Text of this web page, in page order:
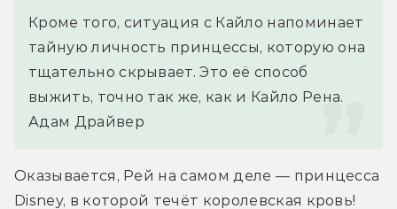
Кроме того, ситуация с Кайло напоминает
тайную личность принцессы, которую она
тщательно скрывает. Это её способ
выжить, точно так же, как и Кайло Рена.
Адам Драйвер
Оказывается, Рей на самом деле — принцесса
Disney, в которой течёт королевская кровь!